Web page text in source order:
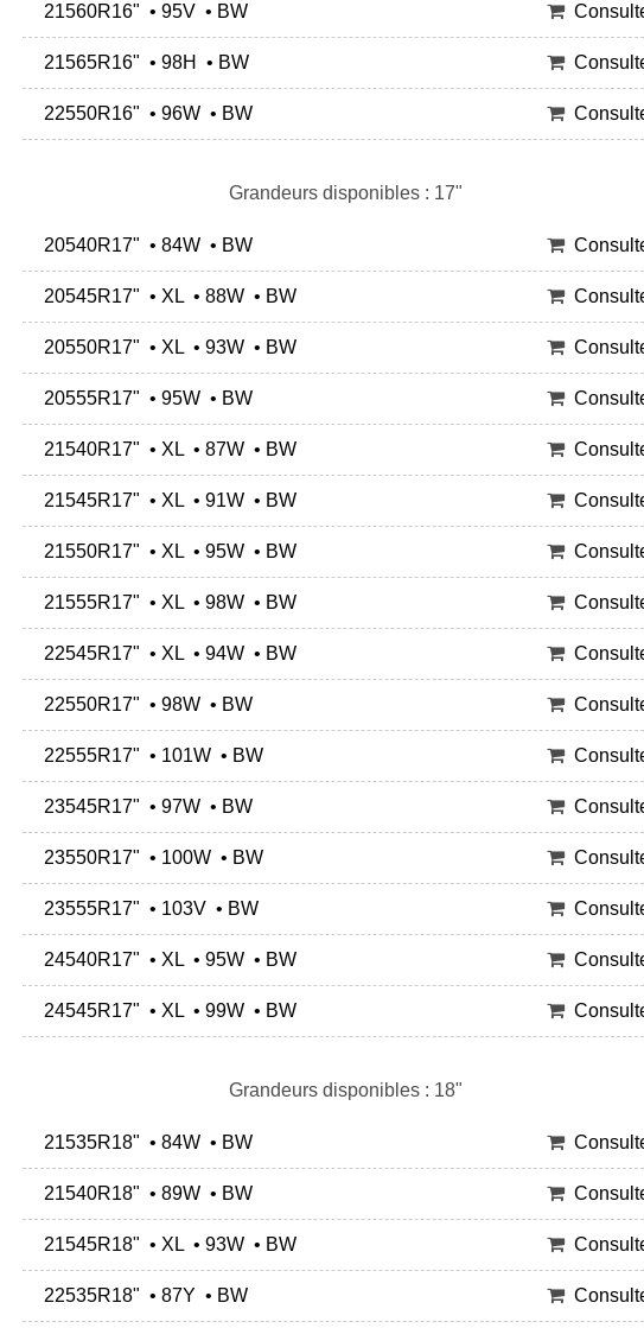
21560R16" • 95V • BW
21565R16" • 98H • BW
22550R16" • 96W • BW
Grandeurs disponibles : 17"
20540R17" • 84W • BW
20545R17" • XL • 88W • BW
20550R17" • XL • 93W • BW
20555R17" • 95W • BW
21540R17" • XL • 87W • BW
21545R17" • XL • 91W • BW
21550R17" • XL • 95W • BW
21555R17" • XL • 98W • BW
22545R17" • XL • 94W • BW
22550R17" • 98W • BW
22555R17" • 101W • BW
23545R17" • 97W • BW
23550R17" • 100W • BW
23555R17" • 103V • BW
24540R17" • XL • 95W • BW
24545R17" • XL • 99W • BW
Grandeurs disponibles : 18"
21535R18" • 84W • BW
21540R18" • 89W • BW
21545R18" • XL • 93W • BW
22535R18" • 87Y • BW